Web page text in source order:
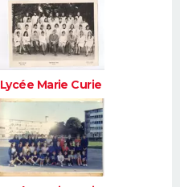
Lycée Marie Curie